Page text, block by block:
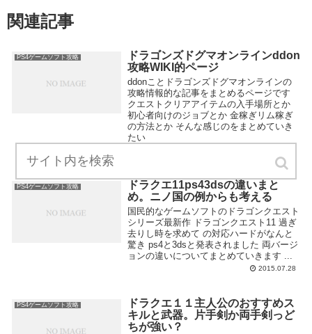
関連記事
PS4ゲームソフト攻略
ドラゴンズドグマオンラインddon
攻略WIKI的ページ
ddonことドラゴンズドグマオンラインの
攻略情報的な記事をまとめるページです
クエストクリアアイテムの入手場所とか
初心者向けのジョブとか 金稼ぎリム稼ぎ
の方法とか そんな感じのをまとめていき
たい
PS4ゲームソフト攻略
ドラクエ11ps43dsの違いまと
め。ニノ国の例からも考える
国民的なゲームソフトのドラゴンクエスト
シリーズ最新作 ドラゴンクエスト11 過ぎ
去りし時を求めて の対応ハードがなんと
驚き ps4と3dsと発表されました 両バージ
ョンの違いについてまとめていきます ...
2015.07.28
PS4ゲームソフト攻略
ドラクエ１１主人公のおすすめス
キルと武器。片手剣か両手剣っど
ちが強い？